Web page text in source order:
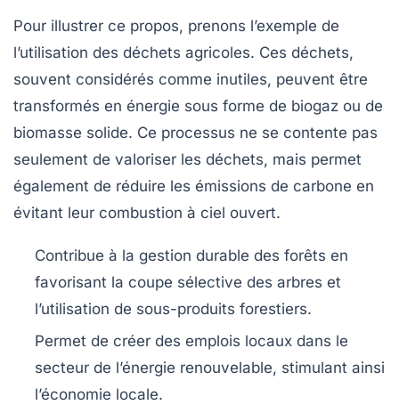
Pour illustrer ce propos, prenons l’exemple de
l’utilisation des déchets agricoles. Ces déchets,
souvent considérés comme inutiles, peuvent être
transformés en énergie sous forme de biogaz ou de
biomasse solide. Ce processus ne se contente pas
seulement de valoriser les déchets, mais permet
également de réduire les émissions de carbone en
évitant leur combustion à ciel ouvert.
Contribue à la gestion durable des forêts en
favorisant la coupe sélective des arbres et
l’utilisation de sous-produits forestiers.
Permet de créer des emplois locaux dans le
secteur de l’énergie renouvelable, stimulant ainsi
l’économie locale.